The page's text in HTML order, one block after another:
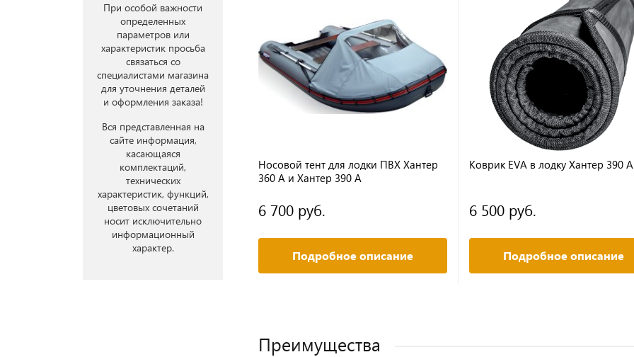
При особой важности
определенных
параметров или
характеристик просьба
связаться со
специалистами магазина
для уточнения деталей
и оформления заказа!
Вся представленная на
сайте информация,
касающаяся
комплектаций,
технических
характеристик, функций,
цветовых сочетаний
носит исключительно
информационный
характер.
Сумка бортовая / Сумка на баллон
5 700 руб.
Подробное описание
Носовой тент для лодки ПВХ Хантер
360 А и Хантер 390 А
6 700 руб.
Подробное описание
Коврик EVA в лодку Хантер 390 А
6 500 руб.
Подробное описание
Преимущества